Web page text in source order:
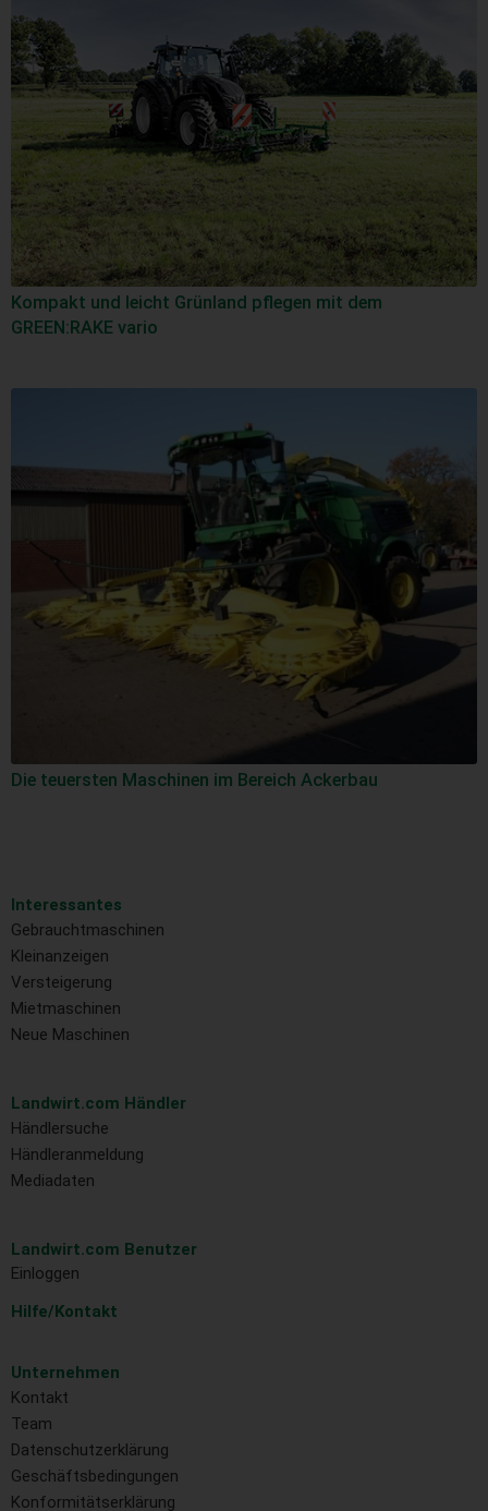
Kompakt und leicht Grünland pflegen mit dem
GREEN:RAKE vario
Die teuersten Maschinen im Bereich Ackerbau
Interessantes
Gebrauchtmaschinen
Kleinanzeigen
Versteigerung
Mietmaschinen
Neue Maschinen
Landwirt.com Händler
Händlersuche
Händleranmeldung
Mediadaten
Landwirt.com Benutzer
Einloggen
Hilfe/Kontakt
Unternehmen
Kontakt
Team
Datenschutzerklärung
Geschäftsbedingungen
Konformitätserklärung